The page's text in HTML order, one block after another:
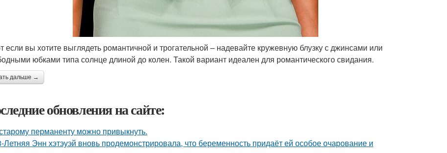
если вы хотите выглядеть романтичной и трогательной – надевайте кружевную блузку с джинсами или
юбками типа солнце длиной до колен. Такой вариант идеален для романтического свидания.
дальше →
обновления на сайте:
перманенту можно привыкнуть.
Летняя Энн хэтэуэй вновь продемонстрировала, что беременность придаёт ей особое очарование и